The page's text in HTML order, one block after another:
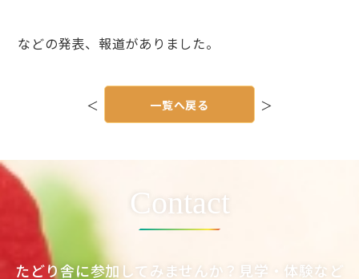
などの発表、報道がありました。
シ
ョ
ン
＜ ＞
一覧へ戻る
Contact
たどり舎に参加してみませんか？見学・体験など